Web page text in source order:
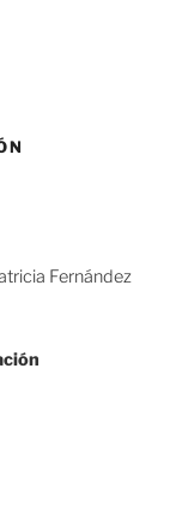
Fernández